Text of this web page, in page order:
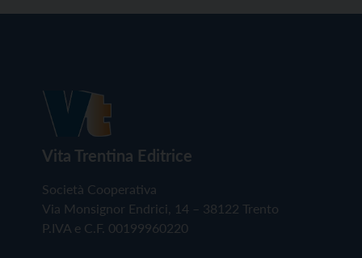
Vita Trentina Editrice
Società Cooperativa
Via Monsignor Endrici, 14 – 38122 Trento
P.IVA e C.F. 00199960220